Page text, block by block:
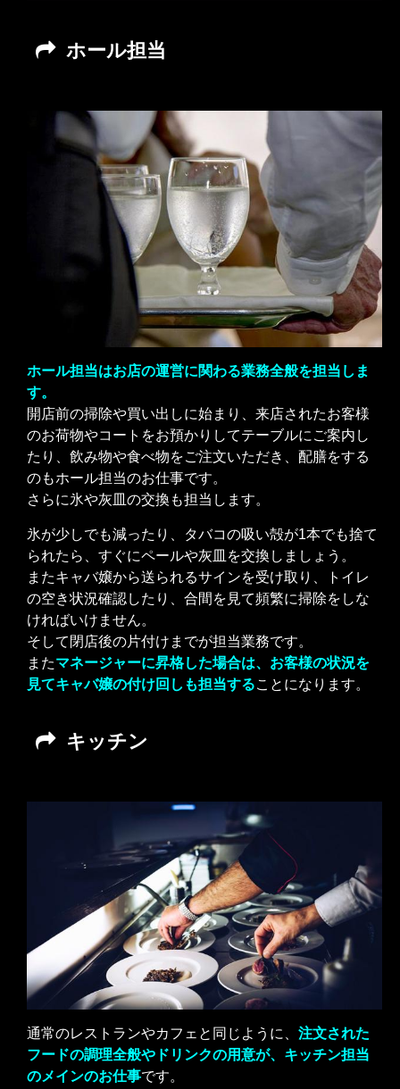
ホール担当
ホール担当はお店の運営に関わる業務全般を担当しま
す。
開店前の掃除や買い出しに始まり、来店されたお客様
のお荷物やコートをお預かりしてテーブルにご案内し
たり、飲み物や食べ物をご注文いただき、配膳をする
のもホール担当のお仕事です。
さらに氷や灰皿の交換も担当します。
氷が少しでも減ったり、タバコの吸い殻が1本でも捨て
られたら、すぐにペールや灰皿を交換しましょう。
またキャバ嬢から送られるサインを受け取り、トイレ
の空き状況確認したり、合間を見て頻繁に掃除をしな
ければいけません。
そして閉店後の片付けまでが担当業務です。
またマネージャーに昇格した場合は、お客様の状況を
見てキャバ嬢の付け回しも担当することになります。
キッチン
通常のレストランやカフェと同じように、 注文された
フードの調理全般やドリンクの用意が、キッチン担当
のメインのお仕事です。